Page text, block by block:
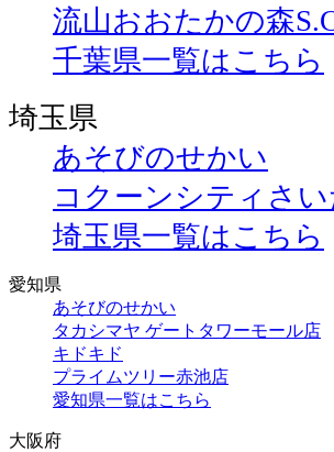
流山おおたかの森
千葉県一覧はこちら
埼玉県
あそびのせかい
コクーンシティさ
埼玉県一覧はこちら
愛知県
あそびのせかい
タカシマヤ ゲートタワーモール店
キドキド
プライムツリー赤池店
愛知県一覧はこちら
大阪府